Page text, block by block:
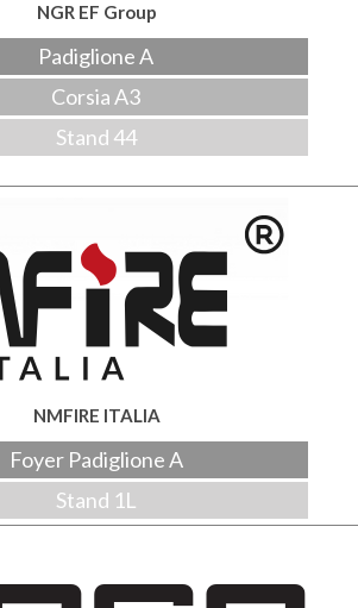
NGR EF Group
Padiglione A
Corsia A3
Stand 44
NMFIRE ITALIA
Foyer Padiglione A
Stand 1L